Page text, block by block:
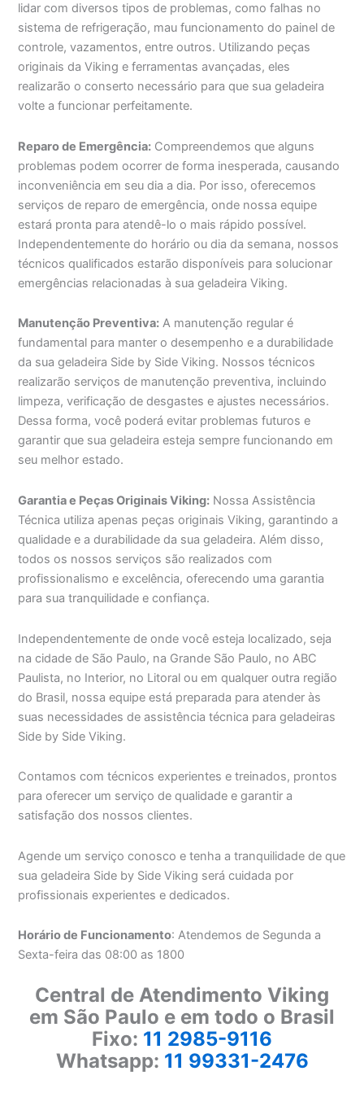
lidar com diversos tipos de problemas, como falhas no
sistema de refrigeração, mau funcionamento do painel de
controle, vazamentos, entre outros. Utilizando peças
originais da Viking e ferramentas avançadas, eles
realizarão o conserto necessário para que sua geladeira
volte a funcionar perfeitamente.
Reparo de Emergência: Compreendemos que alguns
problemas podem ocorrer de forma inesperada, causando
inconveniência em seu dia a dia. Por isso, oferecemos
serviços de reparo de emergência, onde nossa equipe
estará pronta para atendê-lo o mais rápido possível.
Independentemente do horário ou dia da semana, nossos
técnicos qualificados estarão disponíveis para solucionar
emergências relacionadas à sua geladeira Viking.
Manutenção Preventiva: A manutenção regular é
fundamental para manter o desempenho e a durabilidade
da sua geladeira Side by Side Viking. Nossos técnicos
realizarão serviços de manutenção preventiva, incluindo
limpeza, verificação de desgastes e ajustes necessários.
Dessa forma, você poderá evitar problemas futuros e
garantir que sua geladeira esteja sempre funcionando em
seu melhor estado.
Garantia e Peças Originais Viking: Nossa Assistência
Técnica utiliza apenas peças originais Viking, garantindo a
qualidade e a durabilidade da sua geladeira. Além disso,
todos os nossos serviços são realizados com
profissionalismo e excelência, oferecendo uma garantia
para sua tranquilidade e confiança.
Independentemente de onde você esteja localizado, seja
na cidade de São Paulo, na Grande São Paulo, no ABC
Paulista, no Interior, no Litoral ou em qualquer outra região
do Brasil, nossa equipe está preparada para atender às
suas necessidades de assistência técnica para geladeiras
Side by Side Viking.
Contamos com técnicos experientes e treinados, prontos
para oferecer um serviço de qualidade e garantir a
satisfação dos nossos clientes.
Agende um serviço conosco e tenha a tranquilidade de que
sua geladeira Side by Side Viking será cuidada por
profissionais experientes e dedicados.
Horário de Funcionamento: Atendemos de Segunda a
Sexta-feira das 08:00 as 1800
Central de Atendimento Viking
em São Paulo e em todo o Brasil
Fixo: 11 2985-9116
Whatsapp: 11 99331-2476